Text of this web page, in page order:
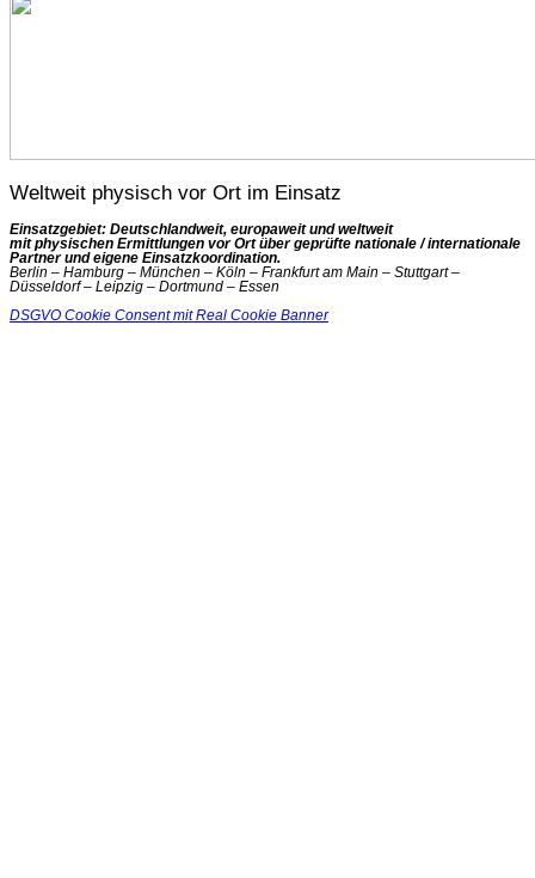
Weltweit physisch vor Ort im Einsatz
Einsatzgebiet: Deutschlandweit, europaweit und weltweit
mit physischen Ermittlungen vor Ort über geprüfte nationale / internationale
Partner und eigene Einsatzkoordination.
Berlin – Hamburg – München – Köln – Frankfurt am Main – Stuttgart –
Düsseldorf – Leipzig – Dortmund – Essen
DSGVO Cookie Consent mit Real Cookie Banner